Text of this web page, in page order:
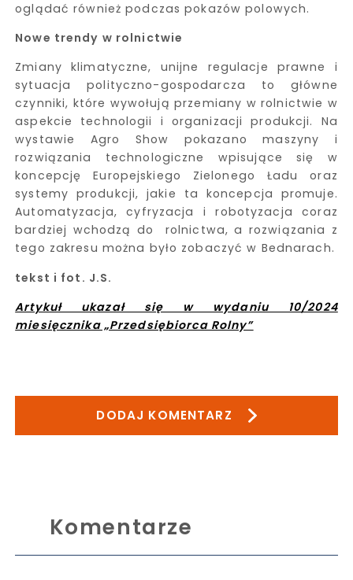
oglądać również podczas pokazów polowych.
Nowe trendy w rolnictwie
Zmiany klimatyczne, unijne regulacje prawne i
sytuacja polityczno-gospodarcza to główne
czynniki, które wywołują przemiany w rolnictwie w
aspekcie technologii i organizacji produkcji. Na
wystawie Agro Show pokazano maszyny i
rozwiązania technologiczne wpisujące się w
koncepcję Europejskiego Zielonego Ładu oraz
systemy produkcji, jakie ta koncepcja promuje.
Automatyzacja, cyfryzacja i robotyzacja coraz
bardziej wchodzą do rolnictwa, a rozwiązania z
tego zakresu można było zobaczyć w Bednarach.
tekst i fot. J.S.
Artykuł ukazał się w wydaniu 10/2024
miesięcznika „Przedsiębiorca Rolny”
DODAJ KOMENTARZ
Komentarze